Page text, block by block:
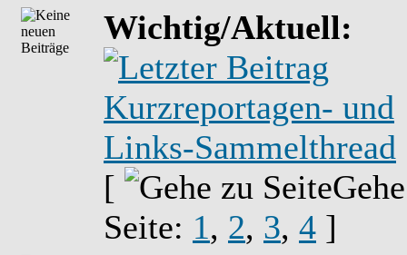
Wichtig/Aktuell:
Kurzreportagen- und
Links-Sammelthread
[
Seite: 1, 2, 3, 4 ]